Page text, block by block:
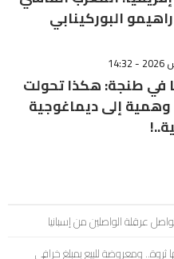
البوركينابي
في طنجة: هكذا تحولت
وهمية إلى ديماغوجية
عرقلة الواصلين من إسبانيا
ومعروضة للبيع بمبلغ خرافي